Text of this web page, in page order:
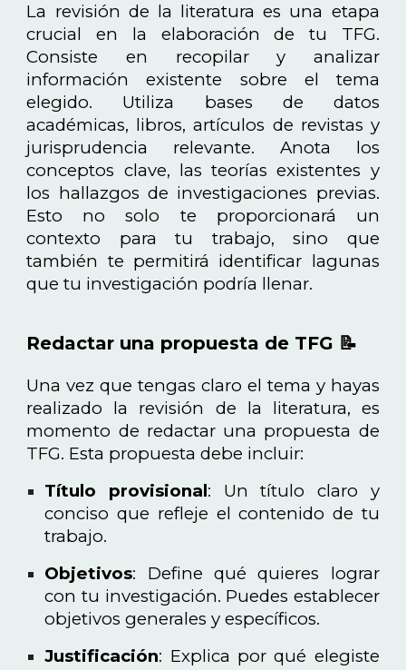
La revisión de la literatura es una etapa
crucial en la elaboración de tu TFG.
Consiste en recopilar y analizar
información existente sobre el tema
elegido. Utiliza bases de datos
académicas, libros, artículos de revistas y
jurisprudencia relevante. Anota los
conceptos clave, las teorías existentes y
los hallazgos de investigaciones previas.
Esto no solo te proporcionará un
contexto para tu trabajo, sino que
también te permitirá identificar lagunas
que tu investigación podría llenar.
Redactar una propuesta de TFG 📝
Una vez que tengas claro el tema y hayas
realizado la revisión de la literatura, es
momento de redactar una propuesta de
TFG. Esta propuesta debe incluir:
Título provisional: Un título claro y
conciso que refleje el contenido de tu
trabajo.
Objetivos: Define qué quieres lograr
con tu investigación. Puedes establecer
objetivos generales y específicos.
Justificación: Explica por qué elegiste